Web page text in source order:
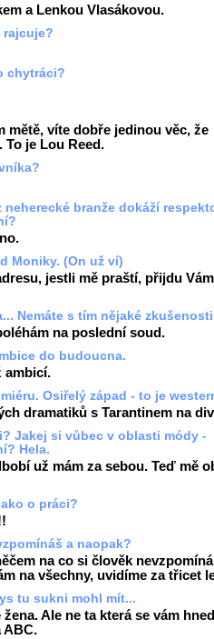
a Lenkou Vlasákovou.
rajcuje?
chytráci?
mětě, víte dobře jedinou věc, že
je Lou Reed.
branže dokáží
Moniky. (On už ví)
jestli mě praští, přijdu
Nemáte s tím nějaké
na poslední soud.
do budoucna.
ambicí.
Osiřelý západ - to je
dramatiků s Tarantinem na
Jakej si vůbec v oblasti módy -
Hela.
už mám za sebou. Teď mě
o práci?
a naopak?
na co si člověk
na všechny, uvidíme za třicet
tu sukni mohl mít...
Ale ne ta která se vám hned
ABC.